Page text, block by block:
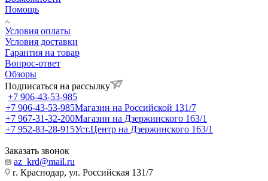
Помощь
Условия оплаты
Условия доставки
Гарантия на товар
Вопрос-ответ
Обзоры
Подписаться на рассылку
+7 906-43-53-985
+7 906-43-53-985Магазин на Российской 131/7
+7 967-31-32-200Магазин на Дзержинского 163/1
+7 952-83-28-915Уст.Центр на Дзержинского 163/1
Заказать звонок
az_krd@mail.ru
г. Краснодар, ул. Российская 131/7